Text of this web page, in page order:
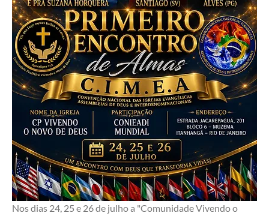
Nos dias 24, 25 e 26 de julho a "Comunidade Vivendo o